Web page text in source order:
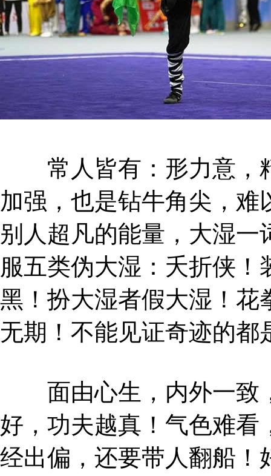
常人皆有：形力意，
加强，也是钻牛角尖，
别人超凡的能量，大湿
服五类伪大湿：夭折侠
黑！扮大湿者假大湿！花
无期！不能见证奇迹的都
面由心生，内外一致
好，功夫越真！气色难看
经出偏，还要带人翻船！